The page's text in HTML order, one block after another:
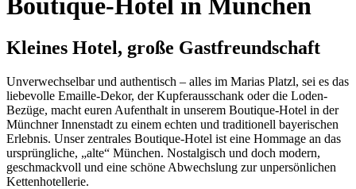
Kleines Hotel, große Gastfreundschaft
Unverwechselbar und authentisch – alles im Marias Platzl, sei es das
liebevolle Emaille-Dekor, der Kupferausschank oder die Loden-
Bezüge, macht euren Aufenthalt in unserem Boutique-Hotel in der
Münchner Innenstadt zu einem echten und traditionell bayerischen
Erlebnis. Unser zentrales Boutique-Hotel ist eine Hommage an das
ursprüngliche, „alte“ München. Nostalgisch und doch modern,
geschmackvoll und eine schöne Abwechslung zur unpersönlichen
Kettenhotellerie.